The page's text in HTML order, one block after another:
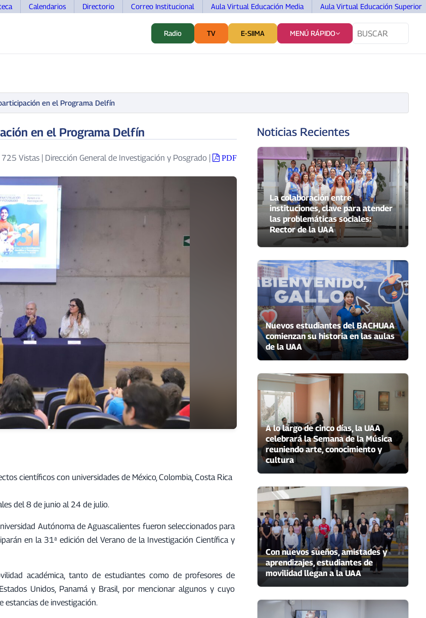
Calendarios Directorio Correo Institucional Aula Virtual Educación Media Aula Virtual Educación Superior
Radio TV E-SIIMA MENÚ RÁPIDO
en el Programa Delfín
en el Programa Delfín
725 Vistas | Dirección General de Investigación y Posgrado | PDF
científicos con universidades de México, Colombia, Costa Rica
del 8 de junio al 24 de julio.
Autónoma de Aguascalientes fueron seleccionados para
en la 31ª edición del Verano de la Investigación Científica y
académica, tanto de estudiantes como de profesores de
Unidos, Panamá y Brasil, por mencionar algunos y cuyo
de investigación.
Noticias Recientes
La colaboración entre
instituciones, clave para atender
las problemáticas sociales:
Rector de la UAA
Nuevos estudiantes del BACHUAA
comienzan su historia en las aulas
de la UAA
A lo largo de cinco días, la UAA
celebrará la Semana de la Música
reuniendo arte, conocimiento y
cultura
Con nuevos sueños, amistades y
aprendizajes, estudiantes de
movilidad llegan a la UAA